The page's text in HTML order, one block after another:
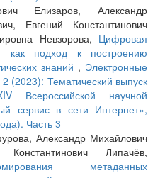
Елизаров, Александр
Евгений Константинович
Невзорова, Цифровая
как подход к построению
знаний , Электронные
(2023): Тематический выпуск
Всероссийской научной
сервис в сети Интернет»,
Часть 3
Александр Михайлович
Липачёв,
метаданных